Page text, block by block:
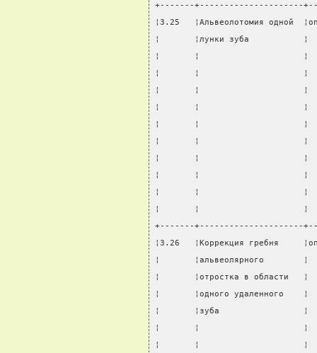
+-------+---------------------
¦3.25   ¦Альвеолотомия одной
¦       ¦лунки зуба           ¦
¦       ¦                     ¦
¦       ¦                     ¦
¦       ¦                     ¦
¦       ¦                     ¦
¦       ¦                     ¦
¦       ¦                     ¦
¦       ¦                     ¦
¦       ¦                     ¦
¦       ¦                     ¦
¦       ¦                     ¦
+-------+---------------------
¦3.26   ¦Коррекция гребня
¦       ¦альвеолярного        ¦
¦       ¦отростка в области
¦       ¦одного удаленного
¦       ¦зуба                 ¦
¦       ¦                     ¦
¦       ¦                     ¦